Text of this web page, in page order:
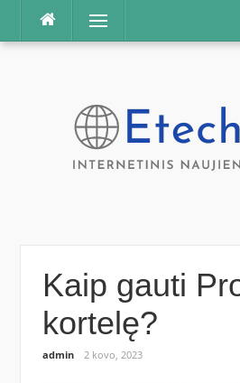
Praleisti
Meniu
Kaip gauti
kortelę?
admin 2 kovo, 2023